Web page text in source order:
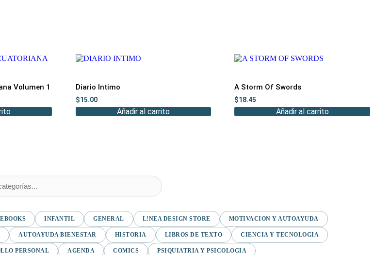
Volumen 1 Diario Intimo
$15.00
Añadir al carrito
A Storm Of Swords
$18.45
Añadir al carrito
EBOOKS INFANTIL GENERAL L!NEA DESIGN STORE MOTIVACION Y AUTOAYUDA
AUTOAYUDA BIENESTAR HISTORIA LIBROS DE TEXTO CIENCIA Y TECNOLOGIA
PERSONAL AGENDA COMICS PSIQUIATRIA Y PSICOLOGIA